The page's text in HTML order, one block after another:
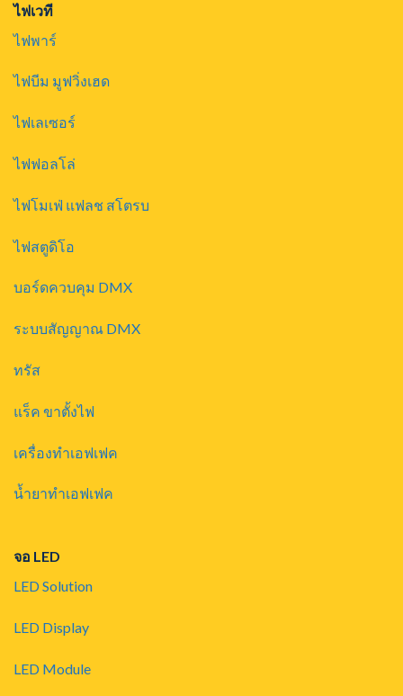
ไฟเวที
ไฟพาร์
ไฟบีม มูฟวิ่งเฮด
ไฟเลเซอร์
ไฟฟอลโล่
ไฟโมเฟ่ แฟลช สโตรบ
ไฟสตูดิโอ
บอร์ดควบคุม DMX
ระบบสัญญาณ DMX
ทรัส
แร็ค ขาตั้งไฟ
เครื่องทำเอฟเฟค
น้ำยาทำเอฟเฟค
จอ LED
LED Solution
LED Display
LED Module